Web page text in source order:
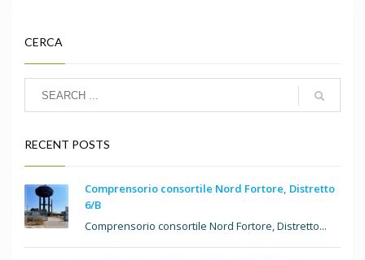
CERCA
RECENT POSTS
Comprensorio consortile Nord Fortore, Distretto
6/B
Comprensorio consortile Nord Fortore, Distretto...